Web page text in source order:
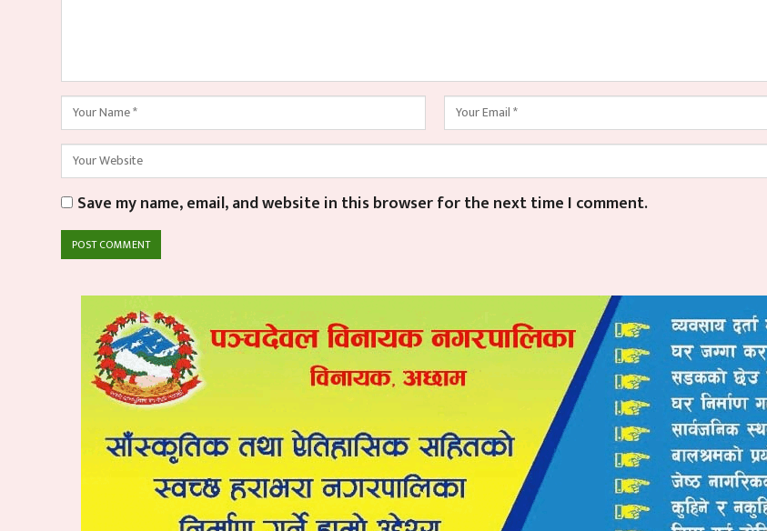
Save my name, email, and website in this browser for the next time I comment.